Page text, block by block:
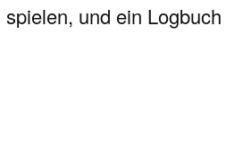
spielen, und ein Logbuch